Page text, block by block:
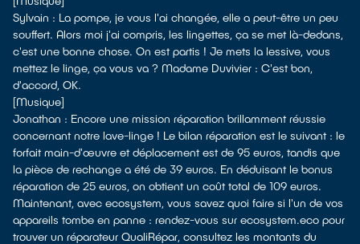
Sylvain : La pompe, je vous l'ai changée, elle a peut-être un peu
souffert. Alors moi j'ai compris, les lingettes, ça se met là-dedans,
c'est une bonne chose. On est partis ! Je mets la lessive, vous
mettez le linge, ça vous va ? Madame Duvivier : C'est bon,
d'accord, OK.
[Musique]
Jonathan : Encore une mission réparation brillamment réussie
concernant notre lave-linge ! Le bilan réparation est le suivant : le
forfait main-d'œuvre et déplacement est de 95 euros, tandis que
la pièce de rechange a été de 39 euros. En déduisant le bonus
réparation de 25 euros, on obtient un coût total de 109 euros.
Maintenant, avec ecosystem, vous savez quoi faire si l'un de vos
appareils tombe en panne : rendez-vous sur ecosystem.eco pour
trouver un réparateur QualiRépar, consultez les montants du